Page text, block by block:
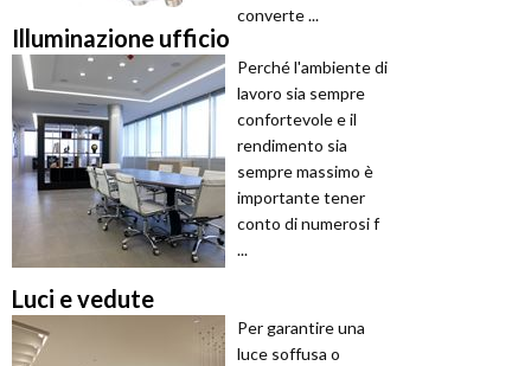
converte ...
Illuminazione ufficio
Perché l'ambiente di
lavoro sia sempre
confortevole e il
rendimento sia
sempre massimo è
importante tener
conto di numerosi f
...
Luci e vedute
Per garantire una
luce soffusa o